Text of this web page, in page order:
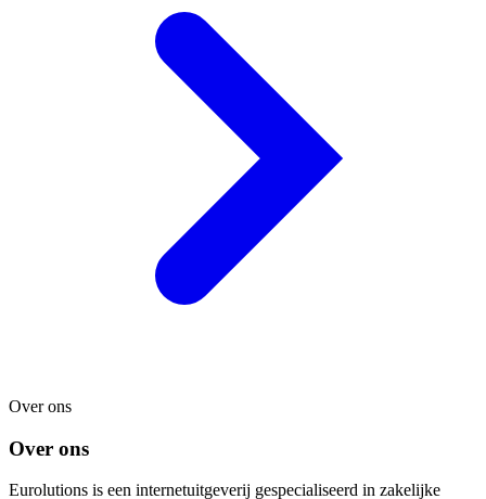
Over ons
Over ons
Eurolutions is een internetuitgeverij gespecialiseerd in zakelijke